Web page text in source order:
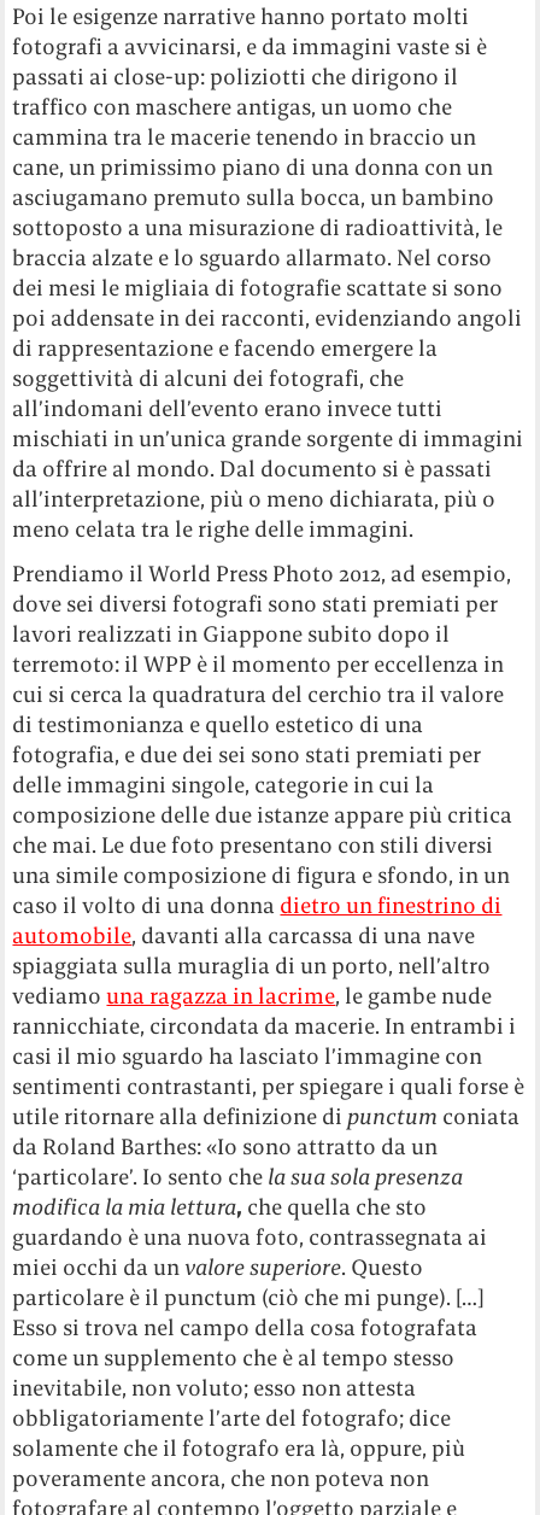
Poi le esigenze narrative hanno portato molti
fotografi a avvicinarsi, e da immagini vaste si è
passati ai close-up: poliziotti che dirigono il
traffico con maschere antigas, un uomo che
cammina tra le macerie tenendo in braccio un
cane, un primissimo piano di una donna con un
asciugamano premuto sulla bocca, un bambino
sottoposto a una misurazione di radioattività, le
braccia alzate e lo sguardo allarmato. Nel corso
dei mesi le migliaia di fotografie scattate si sono
poi addensate in dei racconti, evidenziando angoli
di rappresentazione e facendo emergere la
soggettività di alcuni dei fotografi, che
all’indomani dell’evento erano invece tutti
mischiati in un’unica grande sorgente di immagini
da offrire al mondo. Dal documento si è passati
all’interpretazione, più o meno dichiarata, più o
meno celata tra le righe delle immagini.
Prendiamo il World Press Photo 2012, ad esempio,
dove sei diversi fotografi sono stati premiati per
lavori realizzati in Giappone subito dopo il
terremoto: il WPP è il momento per eccellenza in
cui si cerca la quadratura del cerchio tra il valore
di testimonianza e quello estetico di una
fotografia, e due dei sei sono stati premiati per
delle immagini singole, categorie in cui la
composizione delle due istanze appare più critica
che mai. Le due foto presentano con stili diversi
una simile composizione di figura e sfondo, in un
caso il volto di una donna dietro un finestrino di
automobile, davanti alla carcassa di una nave
spiaggiata sulla muraglia di un porto, nell’altro
vediamouna ragazza in lacrime, le gambe nude
rannicchiate, circondata da macerie. In entrambi i
casi il mio sguardo ha lasciato l’immagine con
sentimenti contrastanti, per spiegare i quali forse è
utile ritornare alla definizione di punctum coniata
da Roland Barthes: «Io sono attratto da un
‘particolare’. Io sento che la sua sola presenza
modifica la mia lettura, che quella che sto
guardando è una nuova foto, contrassegnata ai
miei occhi da un valore superiore. Questo
particolare è il punctum (ciò che mi punge). […]
Esso si trova nel campo della cosa fotografata
come un supplemento che è al tempo stesso
inevitabile, non voluto; esso non attesta
obbligatoriamente l’arte del fotografo; dice
solamente che il fotografo era là, oppure, più
poveramente ancora, che non poteva non
fotografare al contempo l’oggetto parziale e